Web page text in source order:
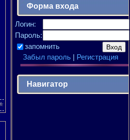
Форма входа
Логин:
Пароль:
запомнить
Забыл пароль| Регистрация
Навигатор